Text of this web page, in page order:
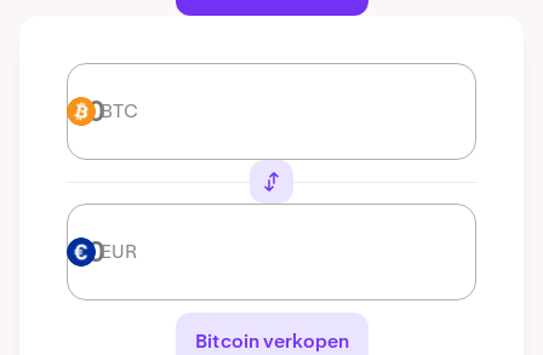
BTC BTC
EUR EUR
Bitcoin verkopen